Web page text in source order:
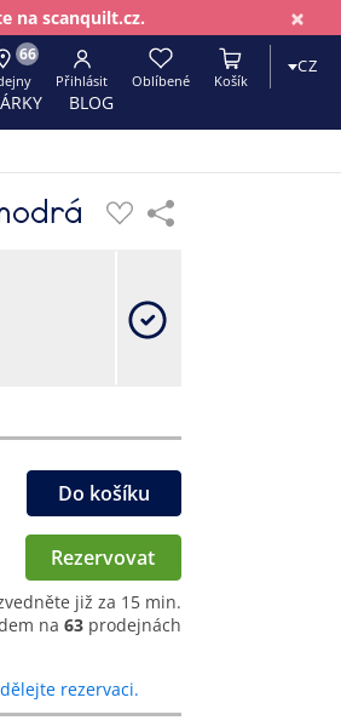
×
na scanquilt.cz.
BLOG
66
Přihlásit Oblíbené Košík
CZ
Do košíku
Rezervovat
již za 15 min.
na 63 prodejnách
rezervaci.